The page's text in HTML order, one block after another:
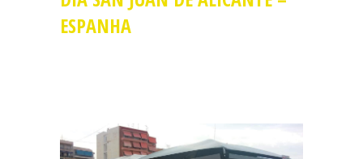
ESPANHA